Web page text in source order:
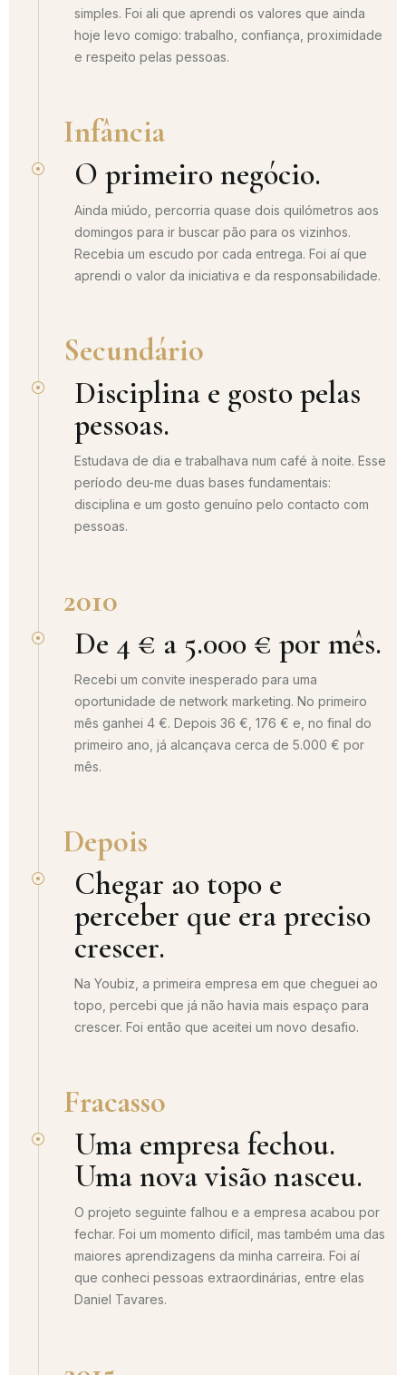
simples. Foi ali que aprendi os valores que ainda
hoje levo comigo: trabalho, confiança, proximidade
e respeito pelas pessoas.
Infância
O primeiro negócio.
Ainda miúdo, percorria quase dois quilómetros aos
domingos para ir buscar pão para os vizinhos.
Recebia um escudo por cada entrega. Foi aí que
aprendi o valor da iniciativa e da responsabilidade.
Secundário
Disciplina e gosto pelas
pessoas.
Estudava de dia e trabalhava num café à noite. Esse
período deu-me duas bases fundamentais:
disciplina e um gosto genuíno pelo contacto com
pessoas.
2010
De 4 € a 5.000 € por mês.
Recebi um convite inesperado para uma
oportunidade de network marketing. No primeiro
mês ganhei 4 €. Depois 36 €, 176 € e, no final do
primeiro ano, já alcançava cerca de 5.000 € por
mês.
Depois
Chegar ao topo e
perceber que era preciso
crescer.
Na Youbiz, a primeira empresa em que cheguei ao
topo, percebi que já não havia mais espaço para
crescer. Foi então que aceitei um novo desafio.
Fracasso
Uma empresa fechou.
Uma nova visão nasceu.
O projeto seguinte falhou e a empresa acabou por
fechar. Foi um momento difícil, mas também uma das
maiores aprendizagens da minha carreira. Foi aí
que conheci pessoas extraordinárias, entre elas
Daniel Tavares.